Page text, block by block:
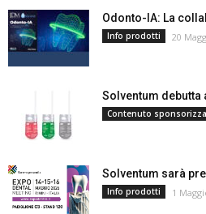
Odonto-IA: La
Info prodotti 20
Solventum debutta
Contenuto
Solventum sarà
Info prodotti 1